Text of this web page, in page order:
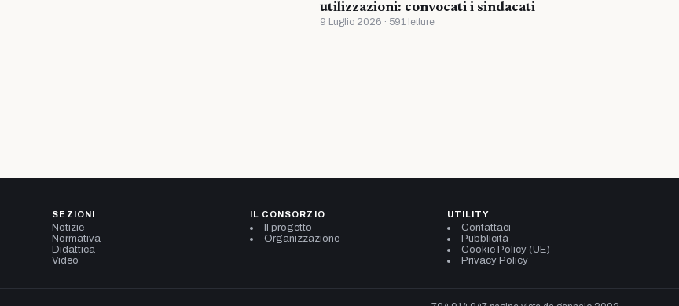
utilizzazioni: convocati i sindacati
9 Luglio 2026 · 591 letture
SEZIONI
Notizie
Normativa
Didattica
Video
IL CONSORZIO
Il progetto
Organizzazione
UTILITY
Contattaci
Pubblicità
Cookie Policy (UE)
Privacy Policy